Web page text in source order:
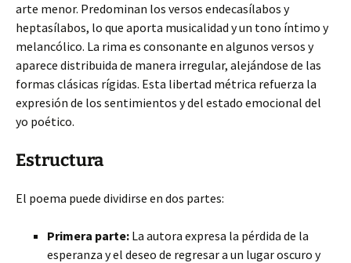
arte menor. Predominan los versos endecasílabos y
heptasílabos, lo que aporta musicalidad y un tono íntimo y
melancólico. La rima es consonante en algunos versos y
aparece distribuida de manera irregular, alejándose de las
formas clásicas rígidas. Esta libertad métrica refuerza la
expresión de los sentimientos y del estado emocional del
yo poético.
Estructura
El poema puede dividirse en dos partes:
Primera parte: La autora expresa la pérdida de la
esperanza y el deseo de regresar a un lugar oscuro y